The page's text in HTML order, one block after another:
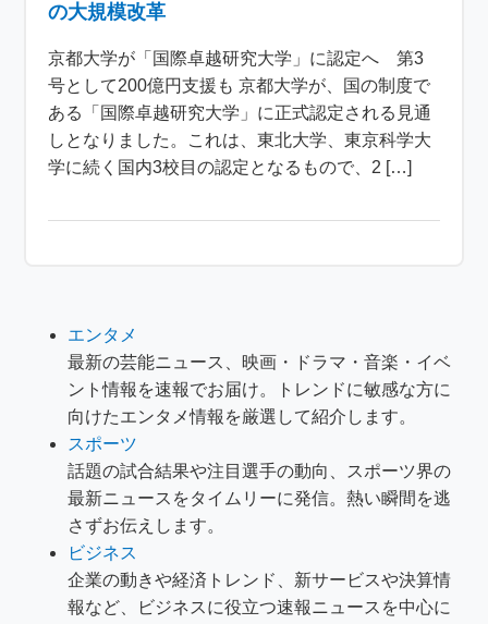
の大規模改革
京都大学が「国際卓越研究大学」に認定へ 第3
号として200億円支援も 京都大学が、国の制度で
ある「国際卓越研究大学」に正式認定される見通
しとなりました。これは、東北大学、東京科学大
学に続く国内3校目の認定となるもので、2 […]
エンタメ
最新の芸能ニュース、映画・ドラマ・音楽・イベ
ント情報を速報でお届け。トレンドに敏感な方に
向けたエンタメ情報を厳選して紹介します。
スポーツ
話題の試合結果や注目選手の動向、スポーツ界の
最新ニュースをタイムリーに発信。熱い瞬間を逃
さずお伝えします。
ビジネス
企業の動きや経済トレンド、新サービスや決算情
報など、ビジネスに役立つ速報ニュースを中心に